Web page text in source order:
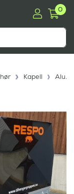
0
Kapell